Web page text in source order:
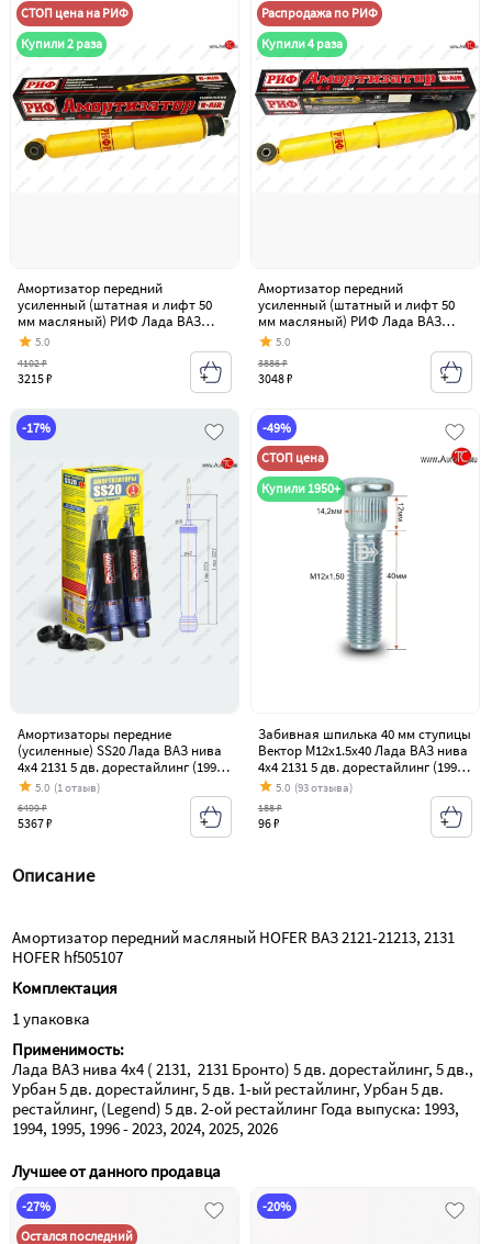
СТОП цена на РИФ
Купили 2 раза
Амортизатор передний
усиленный (штатная и лифт 50
мм масляный) РИФ Лада ВАЗ
нива 4х4 2131 5 дв. дорестайлинг
5.0
3215 ₽
4102 ₽
Распродажа по РИФ
Купили 4 раза
Амортизатор передний
усиленный (штатный и лифт 50
мм масляный) РИФ Лада ВАЗ
нива 4х4 2131 5 дв. дорестайлинг
5.0
3048 ₽
3886 ₽
-17%
Амортизаторы передние
(усиленные) SS20 Лада ВАЗ нива
4х4 2131 5 дв. дорестайлинг (1993-
2019)
5.0 (1 отзыв)
5367 ₽
6499 ₽
-49%
СТОП цена
Купили 1950+
Забивная шпилька 40 мм ступицы
Вектор M12x1.5x40 Лада ВАЗ нива
4х4 2131 5 дв. дорестайлинг (1993-
2019)
5.0 (93 отзыва)
96 ₽
188 ₽
Описание
Амортизатор передний масляный HOFER ВАЗ 2121-21213, 2131
HOFER hf505107
Комплектация
1 упаковка
Применимость:
Лада ВАЗ нива 4х4 ( 2131,  2131 Бронто) 5 дв. дорестайлинг, 5 дв.,
Урбан 5 дв. дорестайлинг, 5 дв. 1-ый рестайлинг, Урбан 5 дв.
рестайлинг, (Legend) 5 дв. 2-ой рестайлинг Года выпуска: 1993,
1994, 1995, 1996 - 2023, 2024, 2025, 2026
Лучшее от данного продавца
-27%
Остался последний
-20%